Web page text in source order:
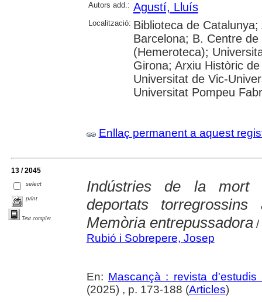
Autors add.: Agustí, Lluís
Localització: Biblioteca de
Barcelona; B. Centre
(Hemeroteca);
Girona; Arxiu Històric
Universitat de Vic-
Universitat Pompeu
Enllaç permanent a aquest
13 / 2045
select
print
Text complet
Indústries de la mort
deportats
Memòria entrepussadora/
Rubió i Sobrepere, Josep
En: Mascançà : revista
(2025) , p. 173-188 (Articles)